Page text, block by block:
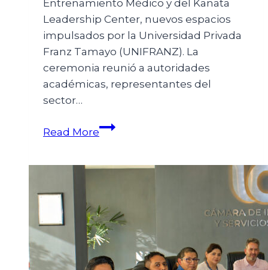
Entrenamiento Médico y del Kanata
Leadership Center, nuevos espacios
impulsados por la Universidad Privada
Franz Tamayo (UNIFRANZ). La
ceremonia reunió a autoridades
académicas, representantes del
sector…
Read More